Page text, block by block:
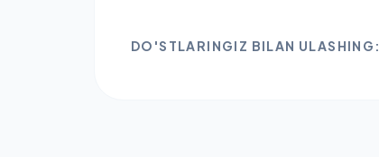
DO'STLARINGIZ BILAN ULASHING: